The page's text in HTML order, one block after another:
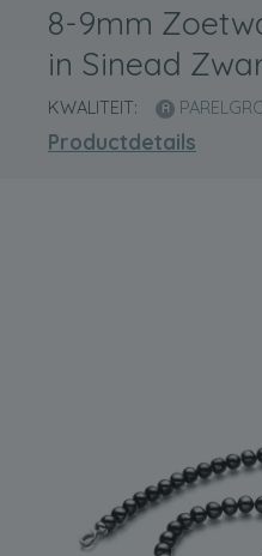
8-9mm
in Sinead
KWALITEIT:
Productdetails